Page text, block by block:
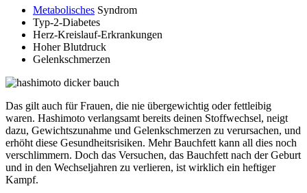
Metabolisches Syndrom
Typ-2-Diabetes
Herz-Kreislauf-Erkrankungen
Hoher Blutdruck
Gelenkschmerzen
Das gilt auch für Frauen, die nie übergewichtig oder fettleibig
waren. Hashimoto verlangsamt bereits deinen Stoffwechsel, neigt
dazu, Gewichtszunahme und Gelenkschmerzen zu verursachen, und
erhöht diese Gesundheitsrisiken. Mehr Bauchfett kann all dies noch
verschlimmern. Doch das Versuchen, das Bauchfett nach der Geburt
und in den Wechseljahren zu verlieren, ist wirklich ein heftiger
Kampf.